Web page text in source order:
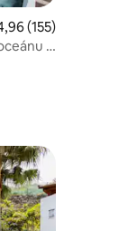
hodnocení
(155)
–